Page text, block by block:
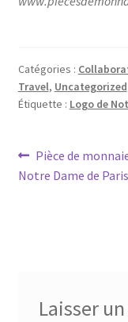
Catégories :
Travel, Uncategorized
Étiquette : Logo de
Pièce de
Notre Dame de Paris
Laisser